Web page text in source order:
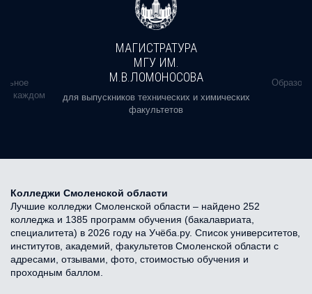
в каждом
МАГИСТРАТУРА
МГУ ИМ.
М.В.ЛОМОНОСОВА
для выпускников технических и химических
факультетов
Колледжи Смоленской области
Лучшие колледжи Смоленской области – найдено 252
колледжа и 1385 программ обучения (бакалавриата,
специалитета) в 2026 году на Учёба.ру. Список университетов,
институтов, академий, факультетов Смоленской области с
адресами, отзывами, фото, стоимостью обучения и
проходным баллом.